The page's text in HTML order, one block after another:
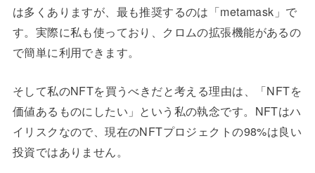
は多くありますが、最も推奨するのは「metamask」で
す。実際に私も使っており、クロムの拡張機能があるの
で簡単に利用できます。
そして私のNFTを買うべきだと考える理由は、「NFTを
価値あるものにしたい」という私の執念です。NFTはハ
イリスクなので、現在のNFTプロジェクトの98%は良い
投資ではありません。